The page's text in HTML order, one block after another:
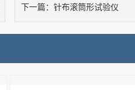
下一篇： 针布滚筒形试验仪